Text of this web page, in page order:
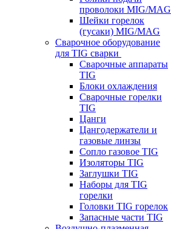
проволоки MIG/MAG
Шейки горелок
(гусаки) MIG/MAG
Сварочное оборудование
для TIG сварки
Сварочные аппараты
TIG
Блоки охлаждения
Сварочные горелки
TIG
Цанги
Цангодержатели и
газовые линзы
Сопло газовое TIG
Изоляторы TIG
Заглушки TIG
Наборы для TIG
горелки
Головки TIG горелок
Запасные части TIG